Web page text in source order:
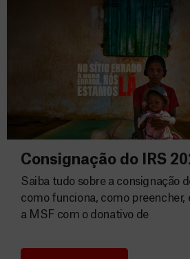
Consignação do IRS
Saiba tudo sobre a consignação
como funciona, como preencher,
a MSF com o donativo de